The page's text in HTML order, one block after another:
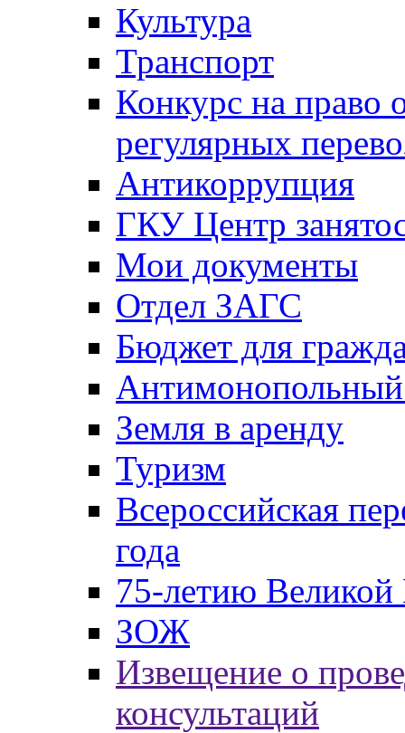
Культура
Транспорт
Конкурс на право
регулярных
Антикоррупция
ГКУ Центр
Мои документы
Отдел ЗАГС
Бюджет для
Антимонопольный
Земля в аренду
Туризм
Всероссийская
года
75-летию
ЗОЖ
Извещение о
консультаций